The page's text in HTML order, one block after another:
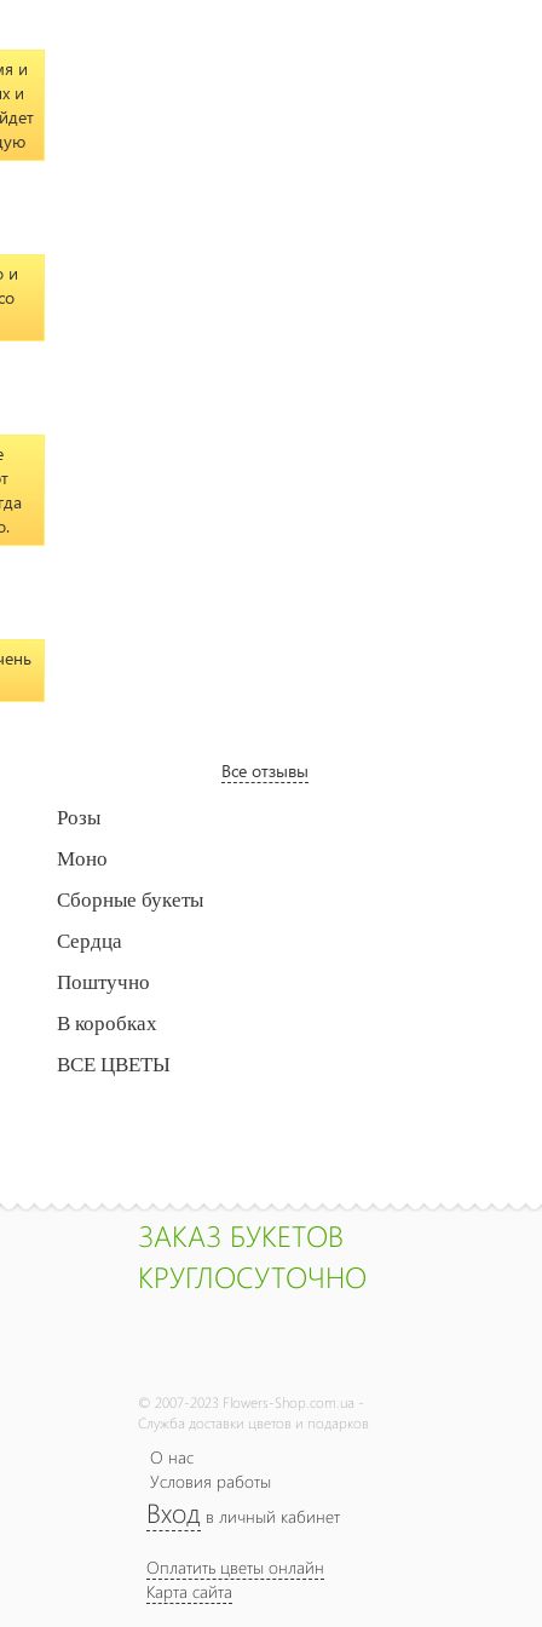
и
и
и
Все отзывы
Розы
Моно
Сборные букеты
Сердца
Поштучно
В коробках
ВСЕ ЦВЕТЫ
ЗАКАЗ БУКЕТОВ
КРУГЛОСУТОЧНО
© 2007-2023 Flowers-Shop.com.ua -
Служба доставки цветов и подарков
О нас
Условия работы
Вход в личный кабинет
Оплатить цветы онлайн
Карта сайта